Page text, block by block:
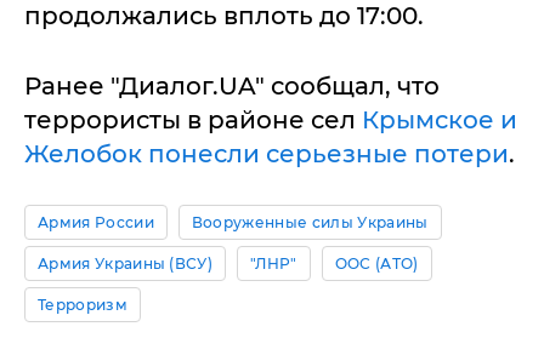
продолжались вплоть до 17:00.
Ранее "Диалог.UA" сообщал, что
террористы в районе сел Крымское и
Желобок понесли серьезные потери.
Армия России Вооруженные силы Украины
Армия Украины (ВСУ) "ЛНР" ООС (АТО)
Терроризм